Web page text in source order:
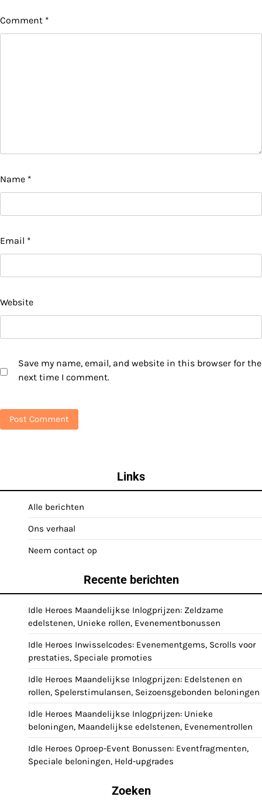
Comment *
Name *
Email *
Website
Save my name, email, and website in this browser for the
next time I comment.
Links
Alle berichten
Ons verhaal
Neem contact op
Recente berichten
Idle Heroes Maandelijkse Inlogprijzen: Zeldzame
edelstenen, Unieke rollen, Evenementbonussen
Idle Heroes Inwisselcodes: Evenementgems, Scrolls voor
prestaties, Speciale promoties
Idle Heroes Maandelijkse Inlogprijzen: Edelstenen en
rollen, Spelerstimulansen, Seizoensgebonden beloningen
Idle Heroes Maandelijkse Inlogprijzen: Unieke
beloningen, Maandelijkse edelstenen, Evenementrollen
Idle Heroes Oproep-Event Bonussen: Eventfragmenten,
Speciale beloningen, Held-upgrades
Zoeken